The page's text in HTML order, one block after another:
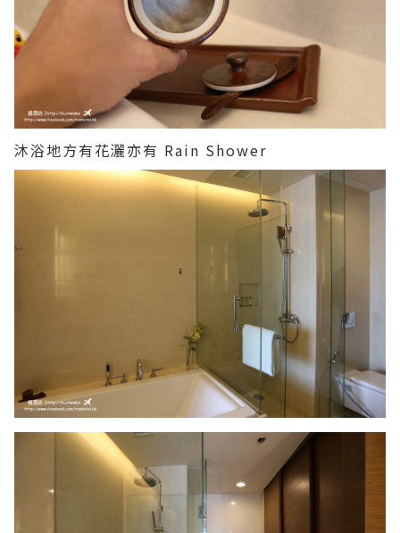
沐浴地方有花灑亦有 Rain Shower